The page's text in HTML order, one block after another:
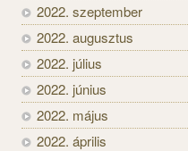
2022. szeptember
2022. augusztus
2022. július
2022. június
2022. május
2022. április